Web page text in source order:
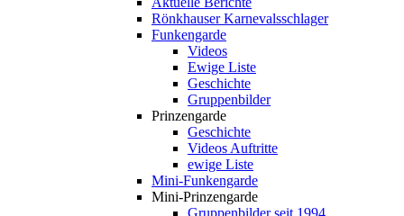
Rönkhauser Karnevalsschlager
Funkengarde
Videos
Ewige Liste
Geschichte
Gruppenbilder
Prinzengarde
Geschichte
Videos Auftritte
ewige Liste
Mini-Funkengarde
Mini-Prinzengarde